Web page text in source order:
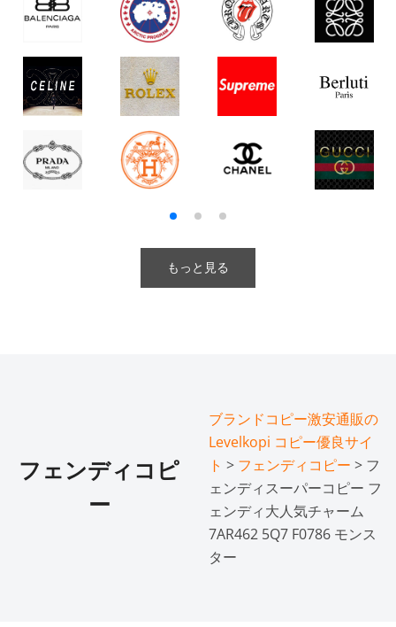
もっと見る
フェンディコピ
ー
ブランドコピー激安通販の
Levelkopi コピー優良サイ
ト > フェンディコピー > フ
ェンディスーパーコピー フ
ェンディ大人気チャーム
7AR462 5Q7 F0786 モンス
ター